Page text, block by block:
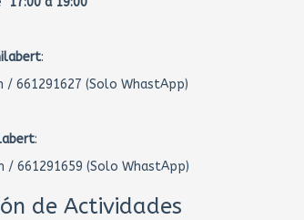
:
/ 661291627 (Solo WhastApp)
:
/ 661291659 (Solo WhastApp)
de Actividades